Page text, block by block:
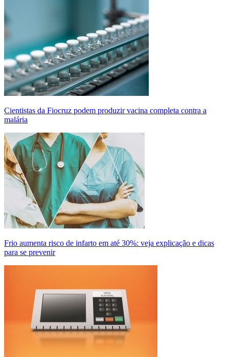
Cientistas da Fiocruz podem produzir vacina completa contra a
malária
Frio aumenta risco de infarto em até 30%: veja explicação e dicas
para se prevenir